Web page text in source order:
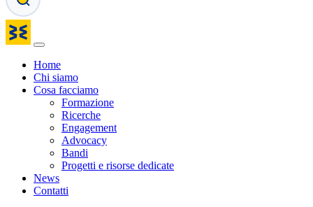
Home
Chi siamo
Cosa facciamo
Formazione
Ricerche
Engagement
Advocacy
Bandi
Progetti e risorse dedicate
News
Contatti